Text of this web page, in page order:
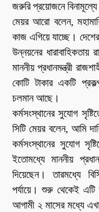
জরুরি প্রয়োজনে
মেয়র আরো বলেন,
কাজ এগিয়ে যাচ্ছে।
উন্নয়নের
মাননীয় প্রধানমন্ত্রী
কোটি টাকার একটি
চলমান আছে।
কর্মসংস্থানের সুযোগ
সিটি মেয়র বলেন, আমি
কর্মসংস্থানের সুযোগ
ইতোমধ্যে মাননীয়
দিয়েছেন। তারমধ্যে
পর্যায়ে। শুরু থেকেই
আগামী ২ মাসের মধ্যে